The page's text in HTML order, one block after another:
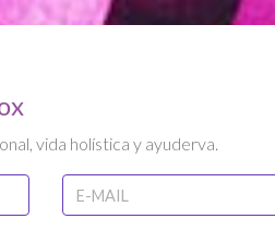
vida holística y ayuderva.